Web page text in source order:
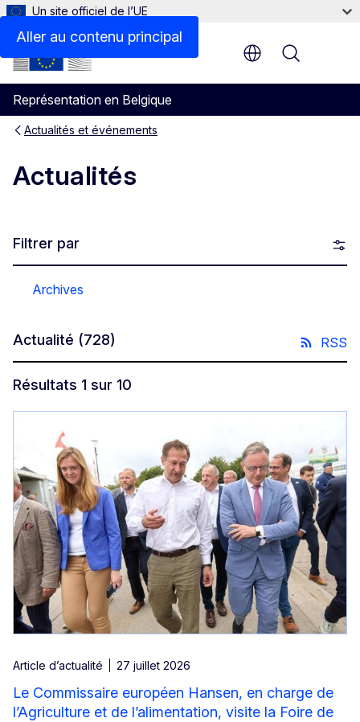
Aller au contenu principal
Un site officiel de l’UE
Représentation en Belgique
Menu
Actualités et événements
Actualités
Filtrer par
Archives
Actualité (728) RSS
Résultats 1 sur 10
Article d’actualité 27 juillet 2026
Le Commissaire européen Hansen, en charge de
l’Agriculture et de l’alimentation, visite la Foire de